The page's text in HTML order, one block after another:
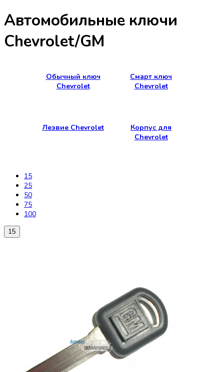
Автомобильные ключи
Chevrolet/GM
Обычный ключ
Chevrolet
Смарт ключ
Chevrolet
Лезвие Chevrolet
Корпус для
Chevrolet
15
25
50
75
100
15